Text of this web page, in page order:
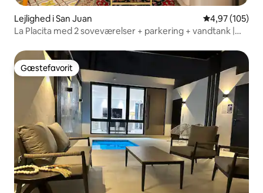
Lejlighed i San Juan 4,97 ud af 5 i
4,97 (105)
La Placita med 2 soveværelser + parkering + vandtank |
Gæstefavorit
Gæstefavorit